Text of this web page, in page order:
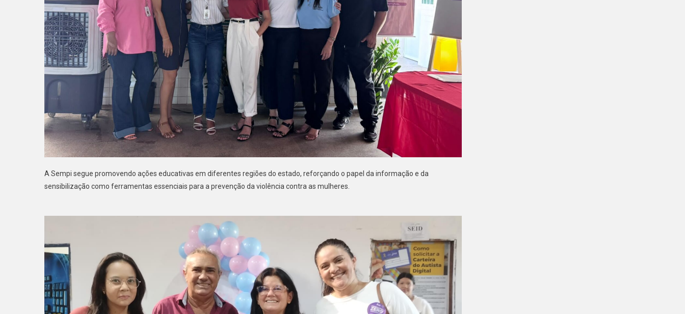
A Sempi segue promovendo ações educativas em diferentes regiões do estado, reforçando o papel da informação e da
sensibilização como ferramentas essenciais para a prevenção da violência contra as mulheres.